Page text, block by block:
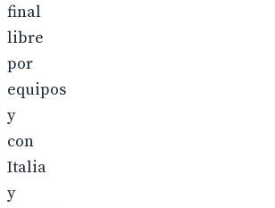
final
libre
por
equipos
y
con
Italia
y